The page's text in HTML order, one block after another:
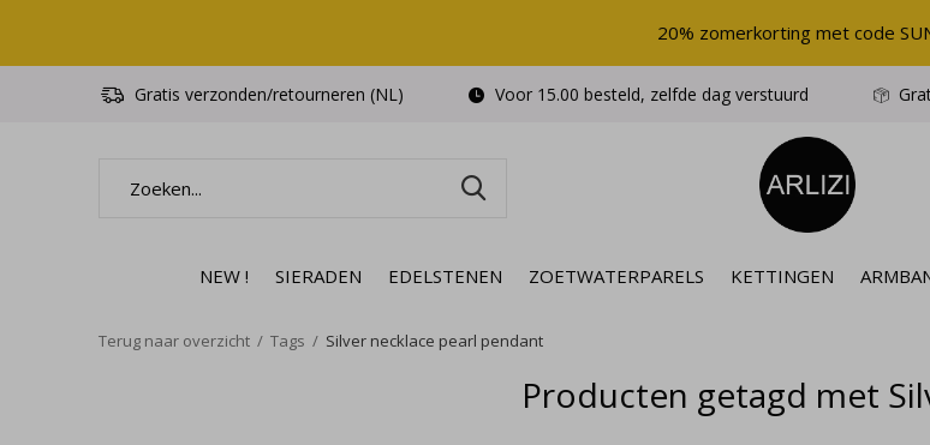
NEW ! SIERADEN EDELSTENEN ZOETWATERPARELS KETTINGEN
Gratis verzonden/retourneren (NL) Voor 15.00 besteld, zelfde dag verstuurd
20% zomerkorting met code
Terug naar overzicht Tags Silver necklace pearl pendant
Producten getagd met